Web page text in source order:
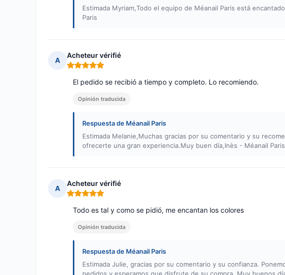
Estimada Myriam,Todo el equipo de Méanail Paris está
Paris
A
Acheteur vérifié
Nota: 5 de 5
El pedido se recibió a tiempo y completo. Lo recomiendo.
Opinión traducida
Respuesta de Méanail Paris
Estimada Melanie,Muchas gracias por su comentario y su
ofrecerte una gran experiencia.Muy buen día,Inès - Méanail Paris
A
Acheteur vérifié
Nota: 5 de 5
Todo es tal y como se pidió, me encantan los colores
Opinión traducida
Respuesta de Méanail Paris
Estimada Julie, gracias por su comentario y su confianza.